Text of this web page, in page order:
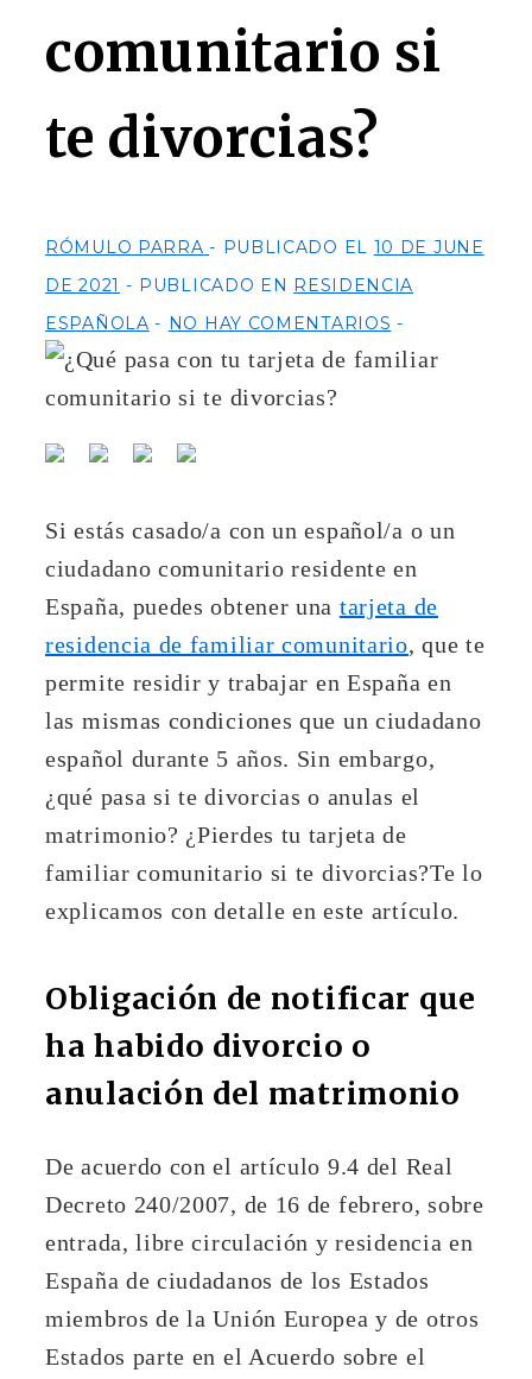
comunitario si
te divorcias?
RÓMULO PARRA PUBLICADO EL 10 DE JUNE
DE 2021
PUBLICADO EN RESIDENCIA
ESPAÑOLA
NO HAY COMENTARIOS
Si estás casado/a con un español/a o un
ciudadano comunitario residente en
España, puedes obtener una tarjeta de
residencia de familiar comunitario, que te
permite residir y trabajar en España en
las mismas condiciones que un ciudadano
español durante 5 años. Sin embargo,
¿qué pasa si te divorcias o anulas el
matrimonio? ¿Pierdes tu tarjeta de
familiar comunitario si te divorcias?Te lo
explicamos con detalle en este artículo.
Obligación de notificar que
ha habido divorcio o
anulación del matrimonio
De acuerdo con el artículo 9.4 del Real
Decreto 240/2007, de 16 de febrero, sobre
entrada, libre circulación y residencia en
España de ciudadanos de los Estados
miembros de la Unión Europea y de otros
Estados parte en el Acuerdo sobre el